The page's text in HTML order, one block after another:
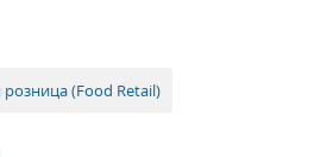
(Food Retail)